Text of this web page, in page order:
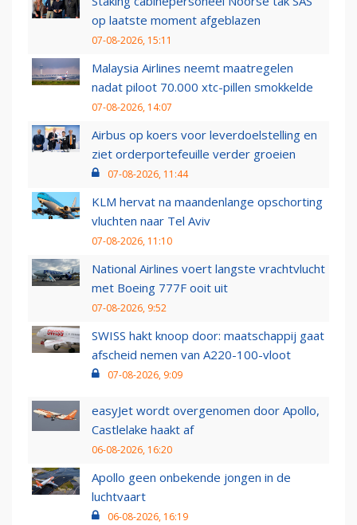
op laatste moment afgeblazen
07-08-2026, 15:11
Malaysia Airlines neemt maatregelen
nadat piloot 70.000 xtc-pillen smokkelde
07-08-2026, 14:07
Airbus op koers voor leverdoelstelling en
ziet orderportefeuille verder groeien
07-08-2026, 11:44
KLM hervat na maandenlange opschorting
vluchten naar Tel Aviv
07-08-2026, 11:10
National Airlines voert langste vrachtvlucht
met Boeing 777F ooit uit
07-08-2026, 9:52
SWISS hakt knoop door: maatschappij gaat
afscheid nemen van A220-100-vloot
07-08-2026, 9:09
easyJet wordt overgenomen door Apollo,
Castlelake haakt af
06-08-2026, 16:20
Apollo geen onbekende jongen in de
luchtvaart
06-08-2026, 16:19